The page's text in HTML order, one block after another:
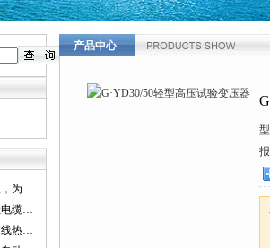
电缆交直流耐压测试仪，为电网安全保驾护航
半自动电缆热补机：让电缆修复更简单、更高效！
电缆修复神器：电缆芯线热补机如何保障电网安全？
产品中心